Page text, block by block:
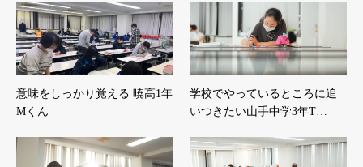
意味をしっかり覚える 暁高1年
Mくん
学校でやっているところに追
いつきたい山手中学3年T…